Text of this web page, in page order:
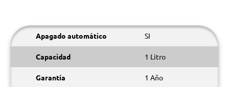
Apagado automático SI
Capacidad 1 Litro
Garantía 1 Año